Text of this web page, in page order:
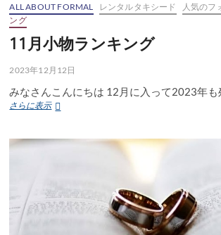
ALL ABOUT FORMAL レンタルタキシード 人気のフ
ング
11月小物ランキング
2023年12月12日
みなさんこんにちは 12月に入って2023年
さらに表示11
物
ン
グ